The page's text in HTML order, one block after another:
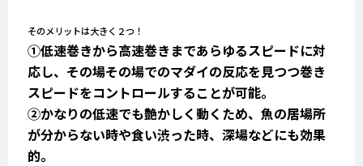
そのメリットは大きく２つ！
①低速巻きから高速巻きまであらゆるスピードに対
応し、その場その場でのマダイの反応を見つつ巻き
スピードをコントロールすることが可能。
②かなりの低速でも艶かしく動くため、魚の居場所
が分からない時や食い渋った時、深場などにも効果
的。